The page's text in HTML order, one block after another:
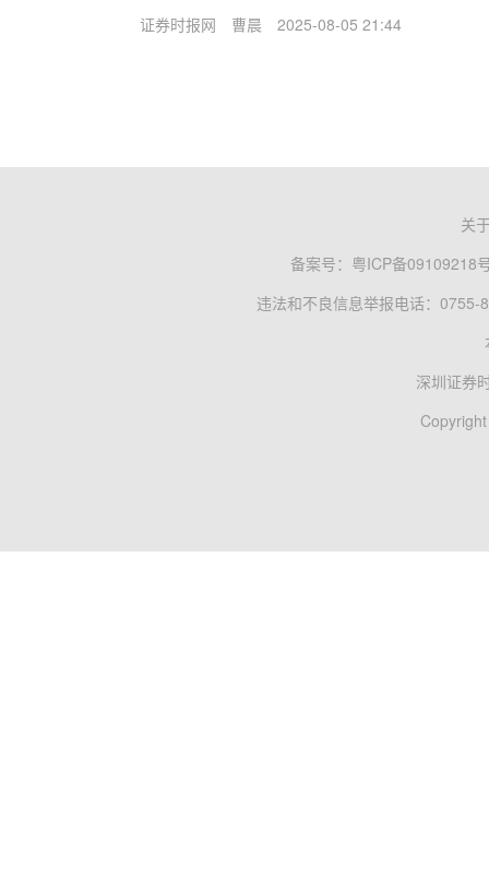
证券时报网 曹晨 2025-08-05 21:44
关
备案号： 粤ICP备09109218
违法和不良信息举报电话：0755-
深圳证券